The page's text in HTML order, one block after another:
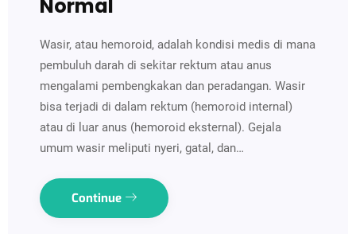
Normal
Wasir, atau hemoroid, adalah kondisi medis di mana
pembuluh darah di sekitar rektum atau anus
mengalami pembengkakan dan peradangan. Wasir
bisa terjadi di dalam rektum (hemoroid internal)
atau di luar anus (hemoroid eksternal). Gejala
umum wasir meliputi nyeri, gatal, dan…
Continue